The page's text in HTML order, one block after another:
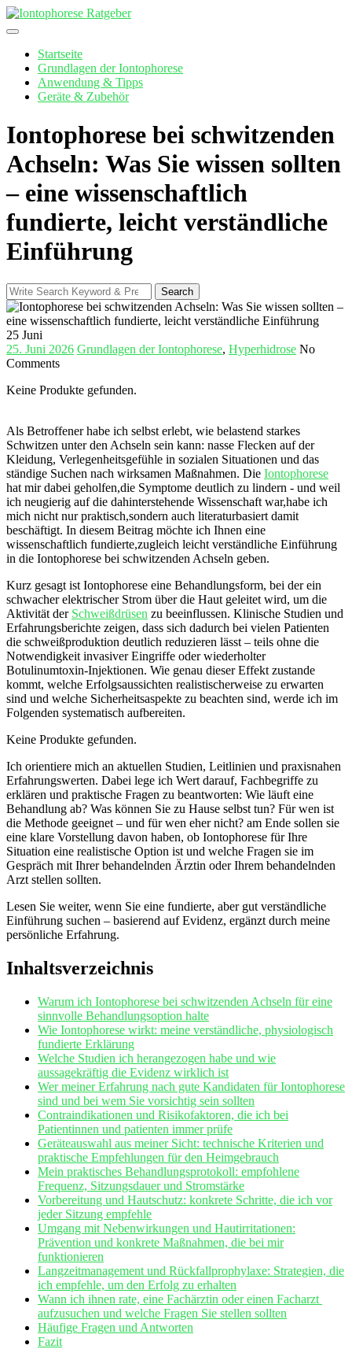
Skip
to
Startseite
Grundlagen der Iontophorese
Anwendung & Tipps
Geräte & Zubehör
Iontophorese bei schwitzenden
Achseln: Was Sie wissen sollten
– eine wissenschaftlich
fundierte, leicht verständliche
Einführung
Search
for:
Search
25 Juni
25. Juni 2026 Grundlagen der Iontophorese, Hyperhidrose No
Comments
Keine Produkte gefunden.
Als Betroffener habe ich selbst erlebt, ⁣wie belastend ⁤starkes
Schwitzen unter ‍den Achseln ‌sein kann: nasse Flecken auf der
Kleidung, Verlegenheitsgefühle in sozialen Situationen ⁢und das
ständige ⁤Suchen nach wirksamen ‍Maßnahmen. Die‌ Iontophorese
hat ⁤mir dabei geholfen,die ⁤Symptome deutlich zu‌ lindern ⁤- und weil
‍ich ⁢neugierig auf die dahinterstehende Wissenschaft war,habe ich
mich⁣ nicht nur praktisch,sondern auch ‍literaturbasiert damit
‍beschäftigt. In diesem Beitrag möchte ich Ihnen eine
wissenschaftlich‍ fundierte,zugleich⁢ leicht verständliche Einführung‍
in ⁤die⁤ Iontophorese bei⁣ schwitzenden ⁢Achseln geben.
Kurz⁣ gesagt ist Iontophorese eine Behandlungsform, bei ‍der ein
schwacher elektrischer Strom über die Haut geleitet wird, um die‍
Aktivität der ⁢ Schweißdrüsen zu beeinflussen. Klinische Studien ⁣und
⁤Erfahrungsberichte zeigen, dass ‍sich dadurch ⁤bei‍ vielen Patienten
⁢die schweißproduktion⁢ deutlich reduzieren ⁢lässt⁢ – teils ⁢ohne die
Notwendigkeit invasiver ⁤Eingriffe oder wiederholter
Botulinumtoxin-Injektionen. Wie ⁤genau dieser​ Effekt zustande
‌kommt, welche Erfolgsaussichten realistischerweise zu erwarten
sind und welche‌ Sicherheitsaspekte zu beachten sind,⁢ werde‍ ich im
Folgenden ⁣systematisch aufbereiten.
Keine Produkte gefunden.
Ich⁣ orientiere mich an ⁣aktuellen⁢ Studien, Leitlinien und praxisnahen ​
Erfahrungswerten. Dabei⁢ lege ich Wert⁣ darauf,⁣ Fachbegriffe zu
erklären und praktische Fragen zu⁢ beantworten: Wie läuft ​eine
⁣Behandlung ab? Was können Sie zu Hause selbst⁢ tun? Für wen ist
die ​Methode geeignet – und für wen eher nicht? am Ende ⁣sollen sie
eine klare Vorstellung davon haben, ob Iontophorese für Ihre
⁤Situation eine realistische Option ist und welche Fragen sie im
Gespräch mit Ihrer ⁢behandelnden Ärztin oder‍ Ihrem behandelnden
‌Arzt ‌stellen⁢ sollten.
Lesen Sie ​weiter, wenn Sie eine fundierte, ​aber gut verständliche⁤
Einführung suchen – basierend auf⁣ Evidenz, ‍ergänzt durch meine
‍persönliche‌ Erfahrung.
Inhaltsverzeichnis
Warum ich Iontophorese⁣ bei schwitzenden Achseln für ‌eine‌
sinnvolle Behandlungsoption halte
Wie Iontophorese wirkt: ‍meine verständliche,​ physiologisch‍
fundierte Erklärung
Welche Studien ich​ herangezogen habe und wie​
aussagekräftig die Evidenz ⁢wirklich⁣ ist
Wer meiner Erfahrung nach gute Kandidaten für Iontophorese
sind und bei⁣ wem Sie vorsichtig‌ sein sollten
Contraindikationen und ‍Risikofaktoren, ⁢die ich bei
Patientinnen ​und patienten immer prüfe
Geräteauswahl aus meiner Sicht: technische ​Kriterien und
praktische Empfehlungen für den​ Heimgebrauch
Mein praktisches Behandlungsprotokoll: ‍empfohlene
Frequenz, Sitzungsdauer und⁢ Stromstärke
Vorbereitung und Hautschutz: konkrete Schritte,​ die ich vor
jeder Sitzung empfehle
Umgang ‌mit Nebenwirkungen und Hautirritationen:
Prävention und konkrete Maßnahmen, ⁤die bei mir
funktionieren
Langzeitmanagement und Rückfallprophylaxe: Strategien, die
ich empfehle, um den Erfolg ⁣zu erhalten
Wann ich ⁤ihnen‍ rate, eine Fachärztin oder einen Facharzt ​
aufzusuchen und welche Fragen ⁢Sie stellen sollten
Häufige Fragen und ‍Antworten
Fazit